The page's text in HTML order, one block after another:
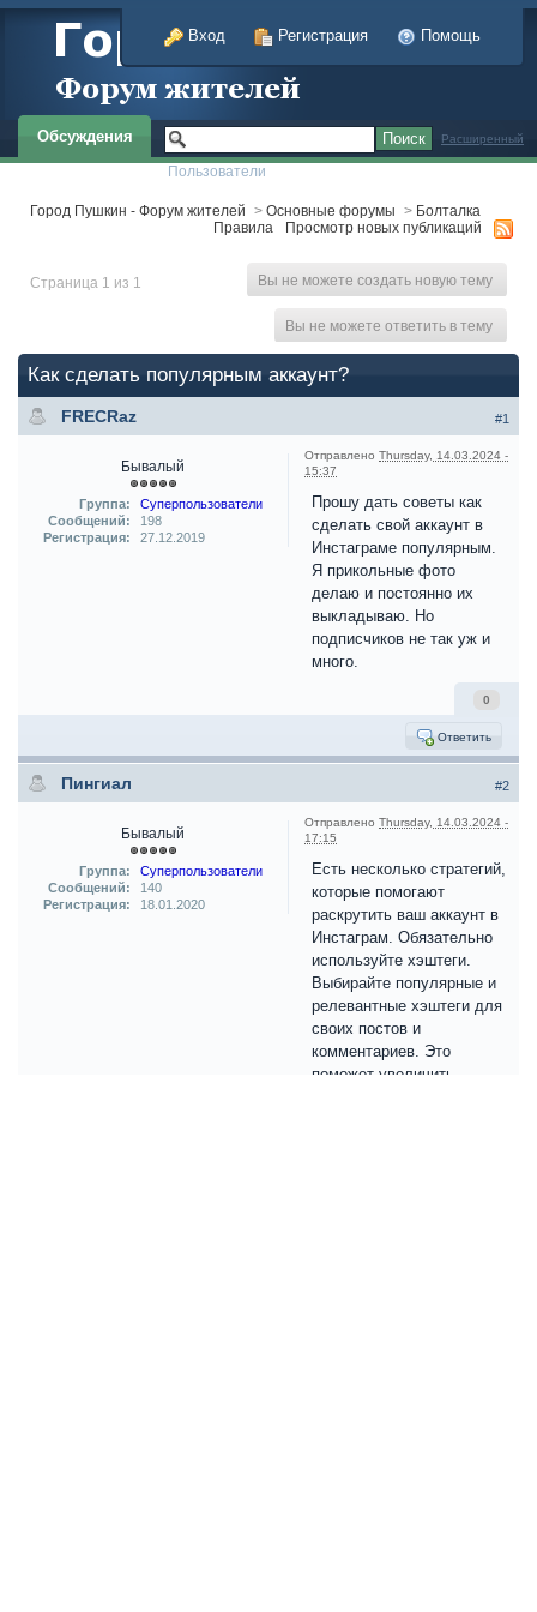
Вход Регистрация Помощь
Расширенный
Обсуждения
Пользователи
Город Пушкин - Форум жителей > Основные форумы > Болталка
Правила
Просмотр новых публикаций
Страница 1 из 1 Вы не можете создать новую тему
Вы не можете ответить в тему
Как сделать популярным аккаунт?
#1
FRECRaz
Бывалый
Группа:
Суперпользователи
Сообщений:
198
Регистрация:
27.12.2019
Отправлено Thursday, 14.03.2024 -
15:37
Прошу дать советы как
сделать свой аккаунт в
Инстаграме популярным.
Я прикольные фото
делаю и постоянно их
выкладываю. Но
подписчиков не так уж и
много.
0
Ответить
#2
Пингиал
Бывалый
Группа:
Суперпользователи
Сообщений:
140
Регистрация:
18.01.2020
Отправлено Thursday, 14.03.2024 -
17:15
Есть несколько стратегий,
которые помогают
раскрутить ваш аккаунт в
Инстаграм. Обязательно
используйте хэштеги.
Выбирайте популярные и
релевантные хэштеги для
своих постов и
комментариев. Это
поможет увеличить